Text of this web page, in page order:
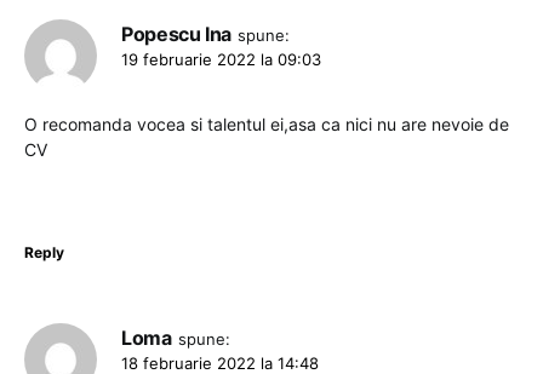
Popescu Ina spune:
19 februarie 2022 la 09:03
O recomanda vocea si talentul ei,asa ca nici nu are nevoie de
CV
Reply
Loma spune:
18 februarie 2022 la 14:48